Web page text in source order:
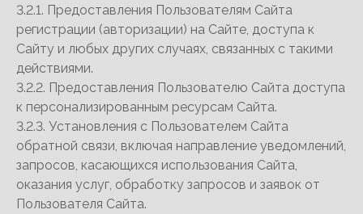
3.2.1. Предоставления Пользователям Сайта
регистрации (авторизации) на Сайте, доступа к
Сайту и любых других случаях, связанных с такими
действиями.
3.2.2. Предоставления Пользователю Сайта доступа
к персонализированным ресурсам Сайта.
3.2.3. Установления с Пользователем Сайта
обратной связи, включая направление уведомлений,
запросов, касающихся использования Сайта,
оказания услуг, обработку запросов и заявок от
Пользователя Сайта.